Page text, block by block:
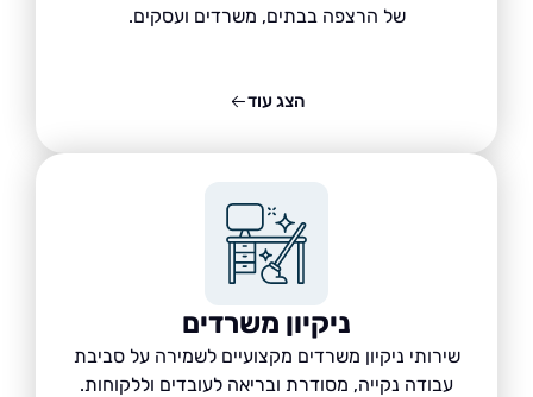
של הרצפה בבתים, משרדים ועסקים.
ניקיון משרדים
שירותי ניקיון משרדים מקצועיים לשמירה על סביבת
עבודה נקייה, מסודרת ובריאה לעובדים וללקוחות.